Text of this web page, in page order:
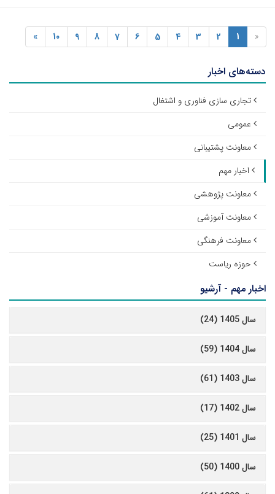
«
1
2
3
4
5
6
7
8
9
10
»
دسته‌های اخبار
تجاری سازی فناوری و اشتغال
عمومی
معاونت پشتیبانی
اخبار مهم
معاونت پژوهشی
معاونت آموزشی
معاونت فرهنگی
حوزه ریاست
اخبار مهم - آرشیو
سال 1405 (24)
سال 1404 (59)
سال 1403 (61)
سال 1402 (17)
سال 1401 (25)
سال 1400 (50)